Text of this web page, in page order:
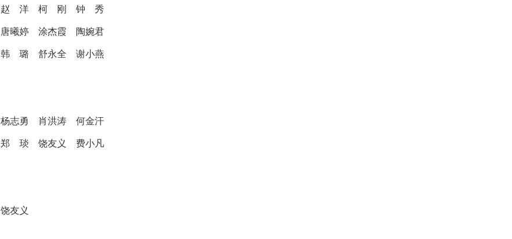
赵 洋 柯 刚 钟 秀
唐曦婷 涂杰霞 陶婉君
韩 璐 舒永全 谢小燕
杨志勇 肖洪涛 何金汗
郑 琰 饶友义 费小凡
饶友义